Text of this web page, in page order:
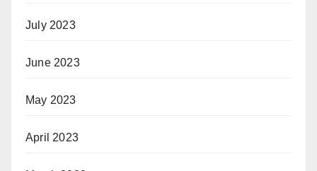
July 2023
June 2023
May 2023
April 2023